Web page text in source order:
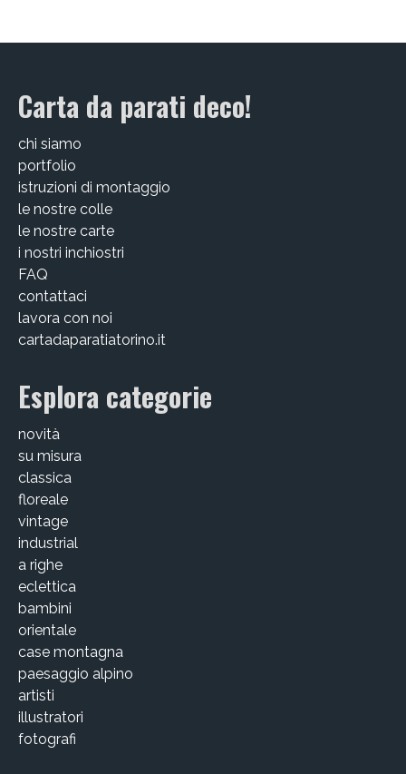
Alessandro Bulgini
Chen Li
Enrico T. De Paris
Nicolas Galtier
Victor Kastelic
Illustratori
Susanna Galfrè
Valentina Caldarella
Fotografi
Carta da parati deco!
chi siamo
portfolio
istruzioni di montaggio
le nostre colle
le nostre carte
i nostri inchiostri
FAQ
contattaci
lavora con noi
cartadaparatiatorino.it
Esplora categorie
novità
su misura
classica
floreale
vintage
industrial
a righe
eclettica
bambini
orientale
case montagna
paesaggio alpino
artisti
illustratori
fotografi